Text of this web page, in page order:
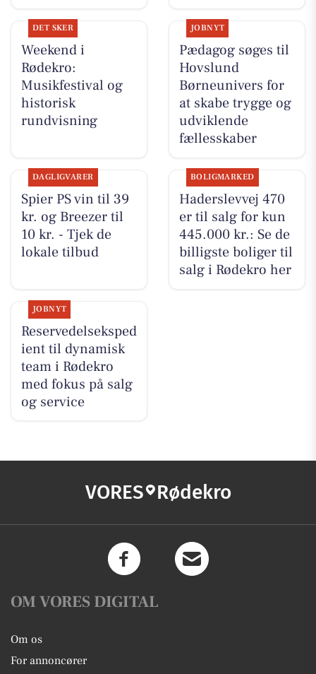
DET SKER
Weekend i
Rødekro:
Musikfestival og
historisk
rundvisning
JOBNYT
Pædagog søges til
Hovslund
Børneunivers for
at skabe trygge og
udviklende
fællesskaber
DAGLIGVARER
Spier PS vin til 39
kr. og Breezer til
10 kr. - Tjek de
lokale tilbud
BOLIGMARKED
Haderslevvej 470
er til salg for kun
445.000 kr.: Se de
billigste boliger til
salg i Rødekro her
JOBNYT
Reservedelseksped
ient til dynamisk
team i Rødekro
med fokus på salg
og service
VORES Rødekro
OM VORES DIGITAL
Om os
For annoncører